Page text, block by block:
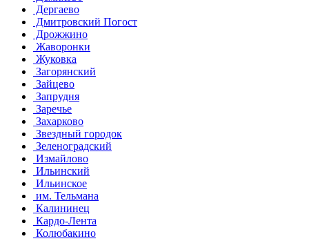
Дергаево
Дмитровский Погост
Дрожжино
Жаворонки
Жуковка
Загорянский
Зайцево
Запрудня
Заречье
Захарково
Звездный городок
Зеленоградский
Измайлово
Ильинский
Ильинское
им. Тельмана
Калининец
Кардо-Лента
Колюбакино